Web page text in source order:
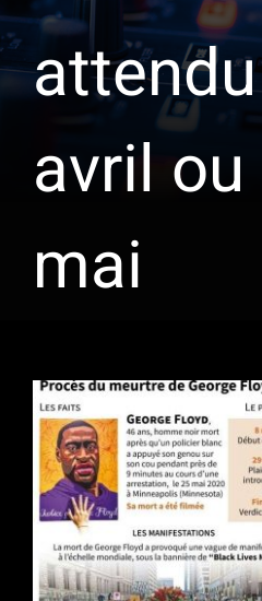
avril
mai
Voir
l'image
agrandie